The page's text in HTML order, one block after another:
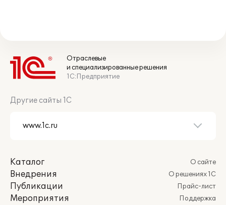
Отраслевые
и специализированные решения
1С:Предприятие
Другие сайты 1С
Каталог
Внедрения
Публикации
Мероприятия
О сайте
О решениях 1С
Прайс-лист
Поддержка